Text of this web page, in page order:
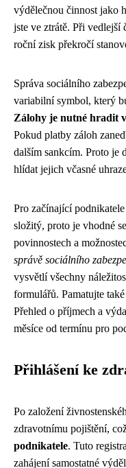
výdělečnou činnost jako
jste ve ztrátě. Při vedlejší
roční zisk překročí
Správa sociálního
variabilní symbol, který
Zálohy je nutné hradit
Pokud platby záloh
dalším sankcím. Proto je
hlídat jejich včasné
Pro začínající
složitý, proto je vhodné
povinnostech a
správě sociálního
vysvětlí všechny
formulářů. Pamatujte
Přehled o příjmech a
měsíce od termínu pro
Přihlášení ke
Po založení
zdravotnímu pojištění,
podnikatele. Tuto
zahájení samostatné